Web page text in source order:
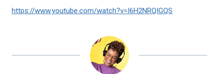
https://www.youtube.com/watch?v=I6H2NRQIGQS